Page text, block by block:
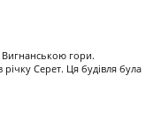
Вигнанською гори.
Серет. Ця будівля була